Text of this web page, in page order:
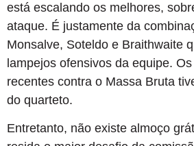
está escalando os melhores,
ataque. É justamente da
Monsalve, Soteldo e Braithwaite
lampejos ofensivos da equipe.
recentes contra o Massa Bruta
do quarteto.
Entretanto, não existe almoço